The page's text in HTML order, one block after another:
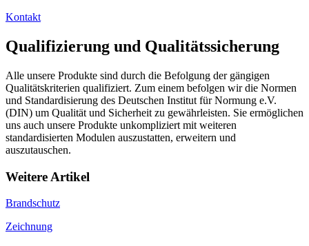
Kontakt
Qualifizierung und Qualitätssicherung
Alle unsere Produkte sind durch die Befolgung der gängigen
Qualitätskriterien qualifiziert. Zum einem befolgen wir die Normen
und Standardisierung des Deutschen Institut für Normung e.V.
(DIN) um Qualität und Sicherheit zu gewährleisten. Sie ermöglichen
uns auch unsere Produkte unkompliziert mit weiteren
standardisierten Modulen auszustatten, erweitern und
auszutauschen.
Weitere Artikel
Brandschutz
Zeichnung